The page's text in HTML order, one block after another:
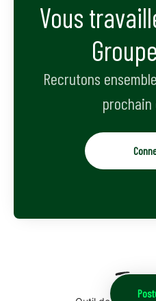
Vous
Recrutons
prochain